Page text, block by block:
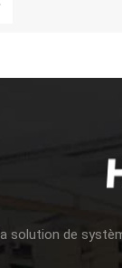
Ont
Des Boissons Et
solution de